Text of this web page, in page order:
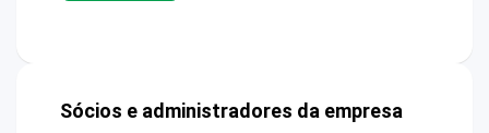
Sócios e administradores da empresa